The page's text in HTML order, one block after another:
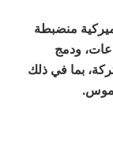
منضبطة
ودمج
بما في ذلك